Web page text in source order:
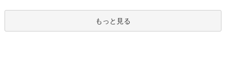
もっと見る